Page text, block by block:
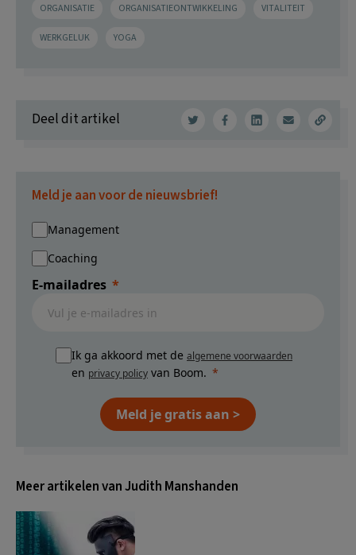
ORGANISATIE ORGANISATIEONTWIKKELING VITALITEIT
WERKGELUK YOGA
Deel dit artikel
Meld je aan voor de nieuwsbrief!
Management
Coaching
E-mailadres
Ik ga akkoord met de algemene voorwaarden
en privacy policy van Boom.
Meld je gratis aan >
Meer artikelen van Judith Manshanden